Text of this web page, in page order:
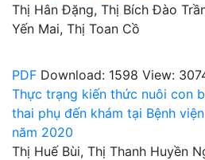
Thị Hân Đặng, Thị Bích Đào
Yến Mai, Thị Toan Cồ
PDF Download: 1598 View:
Thực trạng kiến thức nuôi con
thai phụ đến khám tại Bệnh
năm 2020
Thị Huế Bùi, Thị Thanh Huyền